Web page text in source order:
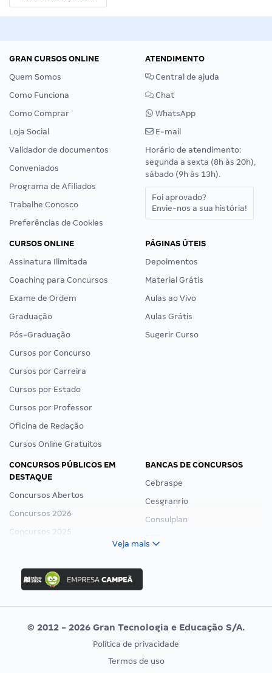
GRAN CURSOS ONLINE
Quem Somos
Como Funciona
Como Comprar
Loja Social
Validador de documentos
Conveniados
Programa de Afiliados
Trabalhe Conosco
Preferências de Cookies
ATENDIMENTO
Central de ajuda
Chat
WhatsApp
E-mail
Horário de atendimento:
segunda a sexta (8h às 20h),
sábado (9h às 13h).
Foi aprovado?
Envie-nos a sua história!
CURSOS ONLINE
Assinatura Ilimitada
Coaching para Concursos
Exame de Ordem
Graduação
Pós-Graduação
Cursos por Concurso
Cursos por Carreira
Cursos por Estado
Cursos por Professor
Oficina de Redação
Cursos Online Gratuitos
PÁGINAS ÚTEIS
Depoimentos
Material Grátis
Aulas ao Vivo
Aulas Grátis
Sugerir Curso
CONCURSOS PÚBLICOS EM
DESTAQUE
Concursos Abertos
Concursos 2026
Concursos 2025
Concurso Ibama
Concurso MPU
Editais publicados
BANCAS DE CONCURSOS
Cebraspe
Cesgranrio
Consulplan
Vunesp
CONCURSOS POR PROFISSÃO
EXAME DE ORDEM
Veja mais
© 2012 - 2026 Gran Tecnologia e Educação S/A.
Política de privacidade
Termos de uso